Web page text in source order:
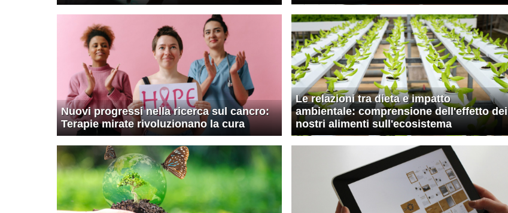
Nuovi progressi nella ricerca sul cancro:
Terapie mirate rivoluzionano la cura
Le relazioni tra dieta e impatto
ambientale: comprensione dell'effetto dei
nostri alimenti sull'ecosistema